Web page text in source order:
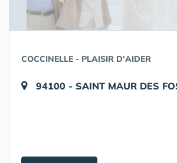
COCCINELLE - PLAISIR D'AIDER
94100 - SAINT MAUR DES